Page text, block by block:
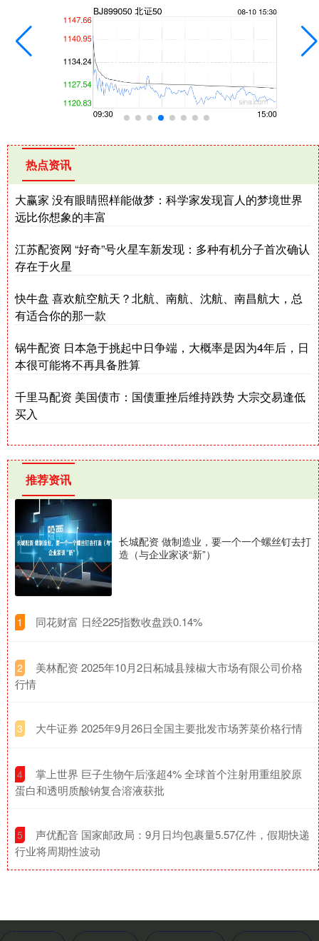
热点资讯
大赢家 没有眼睛照样能做梦：科学家发现盲人的梦境世界
远比你想象的丰富
江苏配资网 “好奇”号火星车新发现：多种有机分子首次确认
存在于火星
快牛盘 喜欢航空航天？北航、南航、沈航、南昌航大，总
有适合你的那一款
锅牛配资 日本急于挑起中日争端，大概率是因为4年后，日
本很可能将不再具备胜算
千里马配资 美国债市：国债重挫后维持跌势 大宗交易逢低
买入
推荐资讯
长城配资 做制造业，要一个一个螺丝钉去打
造（与企业家谈“新”）
1 ​同花财富 日经225指数收盘跌0.14%
2
​美林配资 2025年10月2日柘城县辣椒大市场有限公司价格
行情
3 ​大牛证券 2025年9月26日全国主要批发市场荠菜价格行情
4
​掌上世界 巨子生物午后涨超4% 全球首个注射用重组胶原
蛋白和透明质酸钠复合溶液获批
5
​声优配音 国家邮政局：9月日均包裹量5.57亿件，假期快递
行业将周期性波动